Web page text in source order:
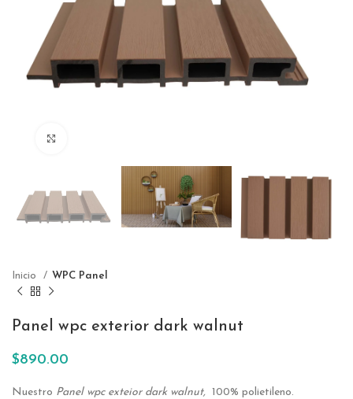
Inicio WPC Panel
Panel wpc exterior dark walnut
$890.00
Nuestro Panel wpc exteior dark walnut, 100% polietileno.